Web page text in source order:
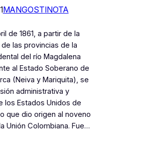
MANGOSTINOTA
de 1861, a partir de la
las provincias de la
del río Magdalena
al Estado Soberano de
(Neiva y Mariquita), se
administrativa y
los Estados Unidos de
que dio origen al noveno
Unión Colombiana. Fue…